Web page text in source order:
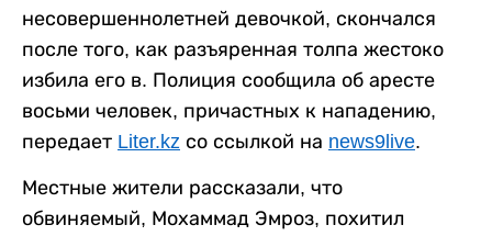
несовершеннолетней девочкой, скончался
после того, как разъяренная толпа жестоко
избила его в. Полиция сообщила об аресте
восьми человек, причастных к нападению,
передает Liter.kz со ссылкой на news9live.
Местные жители рассказали, что
обвиняемый, Мохаммад Эмроз, похитил